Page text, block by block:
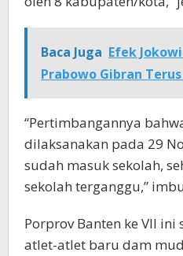
Baca Juga Efek
Prabowo Gibran
“Pertimbangannya
dilaksanakan pada 29
sudah masuk sekolah,
sekolah terganggu,”
Porprov Banten ke VII
atlet-atlet baru dam